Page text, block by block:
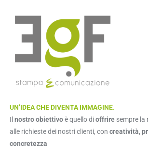
UN’IDEA CHE DIVENTA IMMAGINE.
Il nostro obiettivoè quello dioffrire sempre la
alle richieste dei nostri clienti, con creatività,
concretezza